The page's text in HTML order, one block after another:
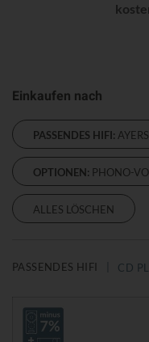
Einkaufen nach
PASSENDES HIFI:
OPTIONEN: PHONO-
ALLES LÖSCHEN
PASSENDES HIFI CD